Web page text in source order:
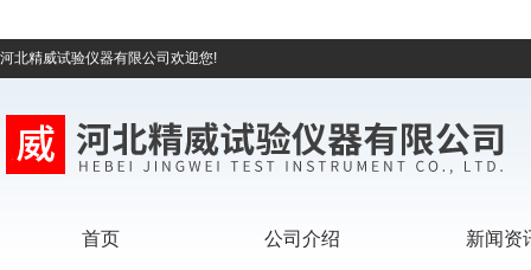
河北精威试验仪器有限公司欢迎您!
首页 公司介绍 新闻资